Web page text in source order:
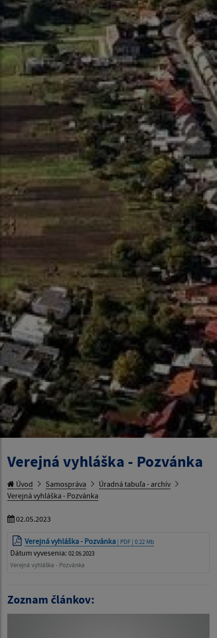
Verejná vyhláška - Pozvánka
Úvod Samospráva
Úradná tabuľa - archív
Verejná vyhláška - Pozvánka
02.05.2023
Verejná vyhláška - Pozvánka | PDF | 0.22 Mb
Dátum vyvesenia: 02.05.2023
Verejná vyhláška - Pozvánka
Zoznam článkov: